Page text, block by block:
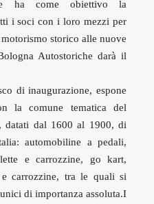
ha come obiettivo la
i soci con i loro mezzi per
storico alle nuove
Autostoriche darà il
di inaugurazione, espone
la comune tematica del
datati dal 1600 al 1900, di
automobiline a pedali,
e carrozzine, go kart,
carrozzine, tra le quali si
di importanza assoluta.I